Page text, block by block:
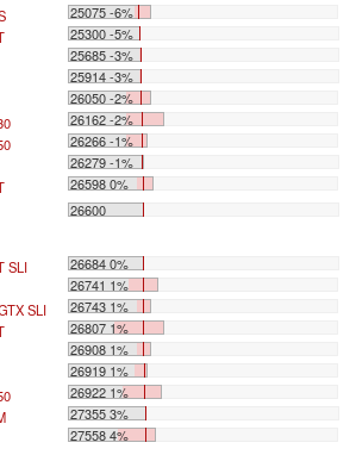
25075 -6%
25300 -5%
25685 -3%
25914 -3%
26050 -2%
26162 -2%
26266 -1%
26279 -1%
26598 0%
26600
SLI
26684 0%
26741 1%
SLI
26743 1%
26807 1%
26908 1%
26919 1%
26922 1%
27355 3%
27558 4%